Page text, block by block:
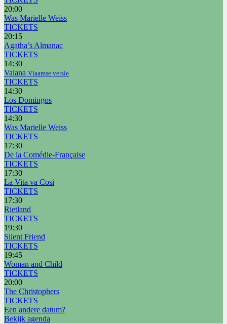
20:00
Was Marielle Weiss
TICKETS
20:15
Agatha’s Almanac
TICKETS
14:30
Vaiana Vlaamse versie
TICKETS
14:30
Los Domingos
TICKETS
14:30
Was Marielle Weiss
TICKETS
17:30
De la Comédie-Française
TICKETS
17:30
La Vita va Cosi
TICKETS
17:30
Rietland
TICKETS
19:30
Silent Friend
TICKETS
19:45
Woman and Child
TICKETS
20:00
The Christophers
TICKETS
Een andere datum?
Bekijk agenda